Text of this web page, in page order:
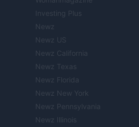
Investing Plus
Newz
Newz US
Newz California
Newz Texas
Newz Florida
Newz New York
Newz Pennsylvania
Newz Illinois